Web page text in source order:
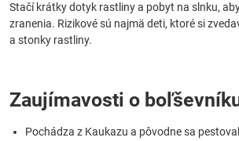
Stačí krátky dotyk rastliny a pobyt na slnku,
zranenia. Rizikové sú najmä deti, ktoré si
a stonky rastliny.
Zaujímavosti o
Pochádza z Kaukazu a pôvodne sa